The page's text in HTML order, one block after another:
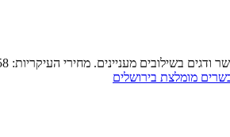
בשילובים מעניינים. מחירי העיקריות: 58 –...
מומלצת בירושלים